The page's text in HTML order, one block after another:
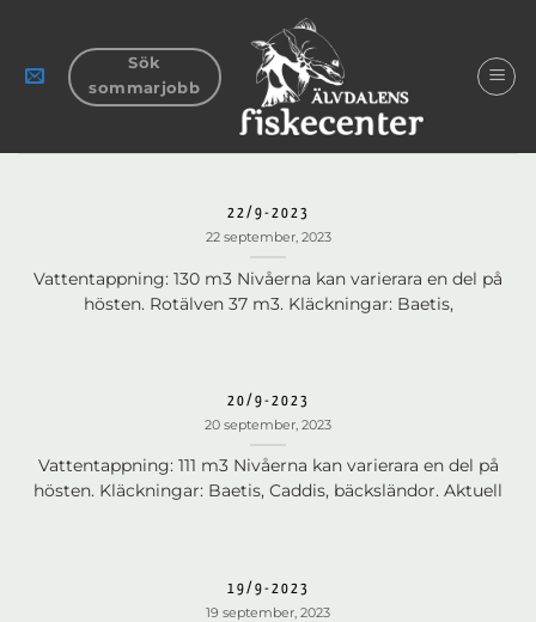
content
Sök
sommarjobb
22/9-2023
22 september, 2023
Vattentappning: 130 m3 Nivåerna kan varierara en del på
hösten. Rotälven 37 m3. Kläckningar: Baetis,
20/9-2023
20 september, 2023
Vattentappning: 111 m3 Nivåerna kan varierara en del på
hösten. Kläckningar: Baetis, Caddis, bäcksländor. Aktuell
19/9-2023
19 september, 2023